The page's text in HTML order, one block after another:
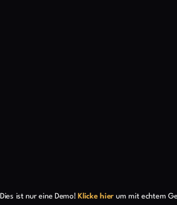
Dies ist nur eine Demo! Klicke hierum mit echtem